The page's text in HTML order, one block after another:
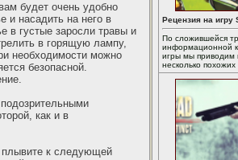
будет очень удобно
и насадить на него в
в густые заросли травы и
в горящую лампу,
необходимости можно
безопасной.
как и в
плывите к следующей
Рецензия на игру
По сложившейся
информационной
игры мы приводим
несколько похожих